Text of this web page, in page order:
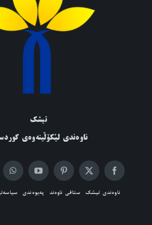
تیشک
ناوەندی لێکۆڵینەوەی
ناوەندی تیشک ستافی ناوەند پەیوەندی